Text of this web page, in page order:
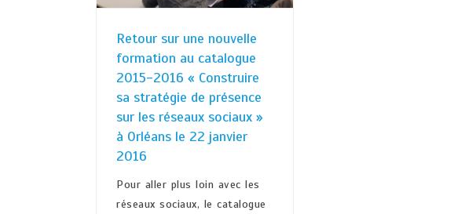
Retour sur une nouvelle
formation au catalogue
2015-2016 « Construire
sa stratégie de présence
sur les réseaux sociaux »
à Orléans le 22 janvier
2016
Pour aller plus loin avec les
réseaux sociaux, le catalogue